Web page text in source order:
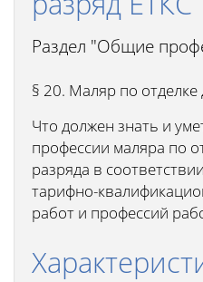
Раздел "Общие
§ 20. Маляр по
Что должен знать и
профессии маляра по
разряда в
тарифно-
работ и профессий